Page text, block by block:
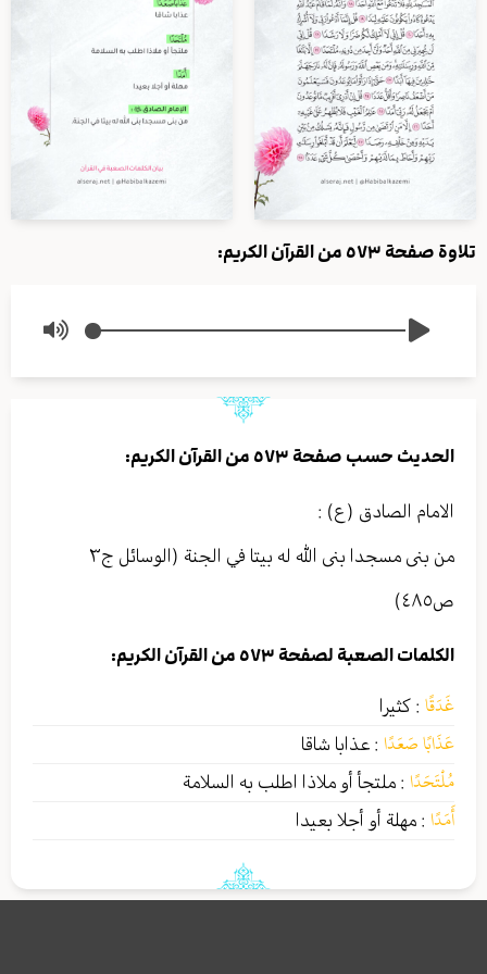
تلاوة صفحة ٥٧٣ من القرآن الكريم:
الحديث حسب صفحة ٥٧٣ من القرآن الكريم:
الامام الصادق (ع) :
من بنى مسجدا بنى الله له بيتا في الجنة (الوسائل ج٣
ص٤٨٥)
الكلمات الصعبة لصفحة ٥٧٣ من القرآن الكريم:
غَدَقًا : كثيرا
عَذَابًا صَعَدًا : عذابا شاقا
مُلْتَحَدًا : ملتجأ أو ملاذا اطلب به السلامة
أَمَدًا : مهلة أو أجلا بعيدا